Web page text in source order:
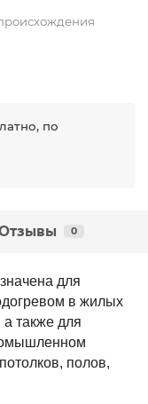
по
0
для
в жилых
также для
полов,